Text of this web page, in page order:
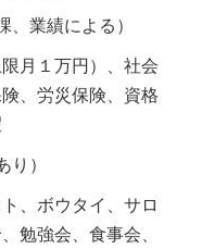
業績による）
月１万円）、社会
、労災保険、資格
）
、ボウタイ、サロ
勉強会、食事会、